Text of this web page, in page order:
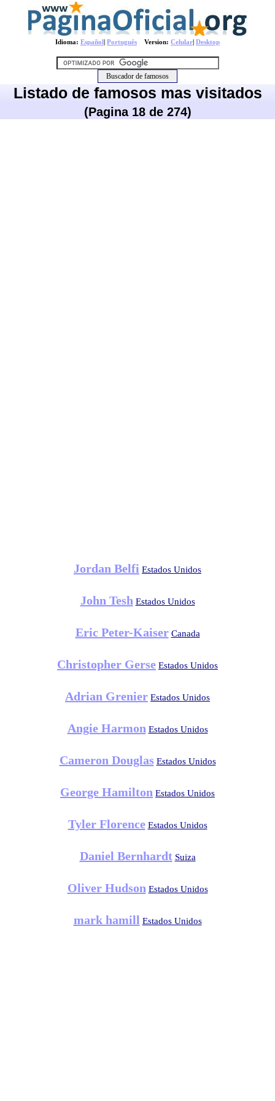
Idioma: Español| Português Version: Celular| Desktop
Listado de famosos mas visitados
(Pagina 18 de 274)
Jordan Belfi Estados Unidos
John Tesh Estados Unidos
Eric Peter-Kaiser Canada
Christopher Gerse Estados Unidos
Adrian Grenier Estados Unidos
Angie Harmon Estados Unidos
Cameron Douglas Estados Unidos
George Hamilton Estados Unidos
Tyler Florence Estados Unidos
Daniel Bernhardt Suiza
Oliver Hudson Estados Unidos
mark hamill Estados Unidos